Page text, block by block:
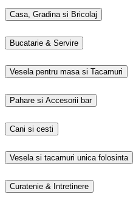
Casa, Gradina si Bricolaj
Bucatarie & Servire
Vesela pentru masa si Tacamuri
Pahare si Accesorii bar
Cani si cesti
Vesela si tacamuri unica folosinta
Curatenie & Intretinere